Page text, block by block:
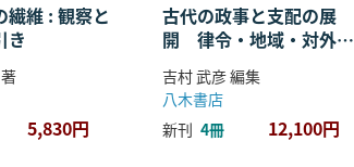
繊維 : 観察と
き
5,830円
古代の政事と支配の展
開 律令・地域・対外関
吉村 武彦 編集
八木書店
新刊 4冊 12,100円